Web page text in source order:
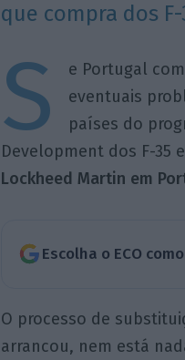
que compra dos
S
e Portugal
eventuais
países do
Development dos F-35
Lockheed Martin em
Escolha o ECO
O processo de
arrancou, nem está